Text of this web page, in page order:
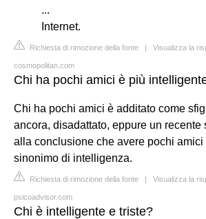
...
Internet.
Richiesta di rimozione della fonte | Visualizza la
cosmopolitan.com
Chi ha pochi amici è più
Chi ha pochi amici è additato come
ancora, disadattato, eppure un recente
alla conclusione che avere pochi amici
sinonimo di intelligenza.
Richiesta di rimozione della fonte | Visualizza la
psicoadvisor.com
Chi è intelligente e triste?